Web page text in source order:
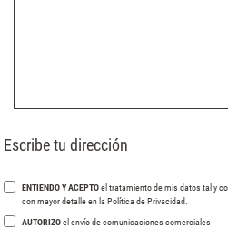
Escribe tu dirección
ENTIENDO Y ACEPTOel tratamiento de mis datos tal y
con mayor detalle en la Política de Privacidad.
AUTORIZOel envío de comunicaciones comerciales